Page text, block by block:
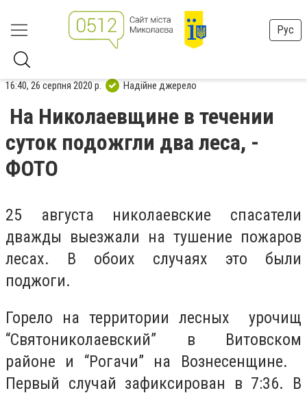
Рус
16:40, 26 серпня 2020 р. Надійне джерело
На Николаевщине в течении
суток подожгли два леса, -
ФОТО
25 августа николаевские спасатели
дважды выезжали на тушение пожаров
лесах. В обоих случаях это были
поджоги.
Горело на территории лесных урочищ
“Святониколаевский” в Витовском
районе и “Рогачи” на Вознесенщине.
Первый случай зафиксирован в 7:36. В